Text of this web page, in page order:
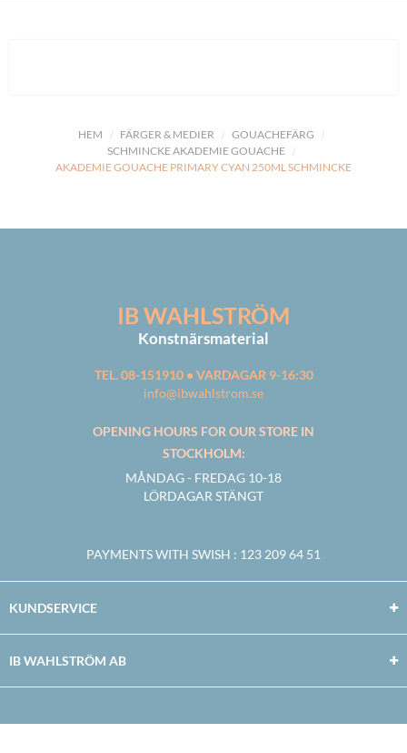
HEM FÄRGER & MEDIER
GOUACHEFÄRG
SCHMINCKE AKADEMIE GOUACHE
AKADEMIE GOUACHE PRIMARY CYAN 250ML SCHMINCKE
IB WAHLSTRÖM
Konstnärsmaterial
TEL. 08-151910 • VARDAGAR 9-16:30
info@ibwahlstrom.se
OPENING HOURS FOR OUR STORE IN
STOCKHOLM:
MÅNDAG - FREDAG 10-18
LÖRDAGAR STÄNGT
PAYMENTS WITH SWISH : 123 209 64 51
KUNDSERVICE
IB WAHLSTRÖM AB
Facebook
TwitterYoutubeInstagram